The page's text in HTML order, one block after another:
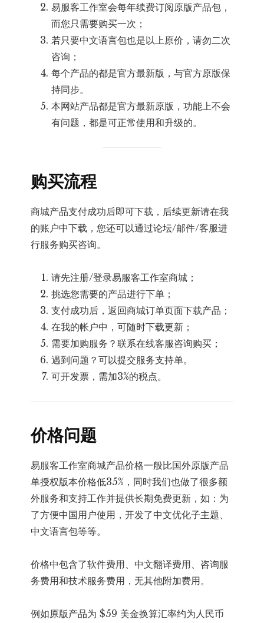
易服客工作室会每年续费订阅原版产品包，
而您只需要购买一次；
若只要中文语言包也是以上原价，请勿二次
咨询；
每个产品的都是官方最新版，与官方原版保
持同步。
本网站产品都是官方最新原版，功能上不会
有问题，都是可正常使用和升级的。
购买流程
商城产品支付成功后即可下载，后续更新请在我
的账户中下载，您还可以通过论坛/邮件/客服进
行服务购买咨询。
请先注册/登录易服客工作室商城；
挑选您需要的产品进行下单；
支付成功后，返回商城订单页面下载产品；
在我的帐户中，可随时下载更新；
需要加购服务？联系在线客服咨询购买；
遇到问题？可以提交服务支持单。
可开发票，需加3%的税点。
价格问题
易服客工作室商城产品价格一般比国外原版产品
单授权版本价格低35%，同时我们也做了很多额
外服务和支持工作并提供长期免费更新，如：为
了方便中国用户使用，开发了中文优化子主题、
中文语言包等等。
价格中包含了软件费用、中文翻译费用、咨询服
务费用和技术服务费用，无其他附加费用。
例如原版产品为 $59 美金换算汇率约为人民币